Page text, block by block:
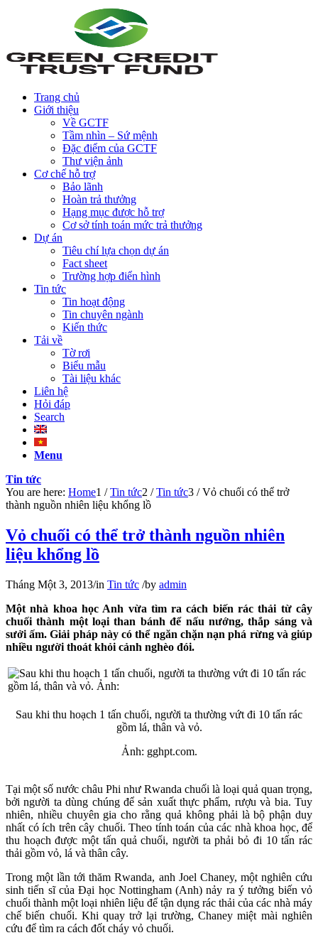
Trang chủ
Giới thiệu
Về GCTF
Tầm nhìn – Sứ mệnh
Đặc điểm của GCTF
Thư viện ảnh
Cơ chế hỗ trợ
Bảo lãnh
Hoàn trả thưởng
Hạng mục được hỗ trợ
Cơ sở tính toán mức trả thưởng
Dự án
Tiêu chí lựa chọn dự án
Fact sheet
Trường hợp điển hình
Tin tức
Tin hoạt động
Tin chuyên ngành
Kiến thức
Tải về
Tờ rơi
Biểu mẫu
Tài liệu khác
Liên hệ
Hỏi đáp
Search
Menu
Tin tức
You are here: Home1 / Tin tức2 / Tin tức3 / Vỏ chuối có thể trở
thành nguồn nhiên liệu khổng lồ
Vỏ chuối có thể trở thành nguồn nhiên
liệu khổng lồ
Tháng Một 3, 2013/in Tin tức /by admin
Một nhà khoa học Anh vừa tìm ra cách biến rác thải từ cây
chuối thành một loại than bánh để nấu nướng, thắp sáng và
sưởi ấm. Giải pháp này có thể ngăn chặn nạn phá rừng và giúp
nhiều người thoát khỏi cảnh nghèo đói.
Sau khi thu hoạch 1 tấn chuối, người ta thường vứt đi 10 tấn rác
gồm lá, thân và vỏ.
Ảnh: gghpt.com.
Tại một số nước châu Phi như Rwanda chuối là loại quả quan trọng,
bởi người ta dùng chúng để sản xuất thực phẩm, rượu và bia. Tuy
nhiên, nhiều chuyên gia cho rằng quả không phải là bộ phận duy
nhất có ích trên cây chuối. Theo tính toán của các nhà khoa học, để
thu hoạch được một tấn quả chuối, người ta phải bỏ đi 10 tấn rác
thải gồm vỏ, lá và thân cây.
Trong một lần tới thăm Rwanda, anh Joel Chaney, một nghiên cứu
sinh tiến sĩ của Đại học Nottingham (Anh) nảy ra ý tưởng biến vỏ
chuối thành một loại nhiên liệu để tận dụng rác thải của các nhà máy
chế biến chuối. Khi quay trở lại trường, Chaney miệt mài nghiên
cứu để tìm ra cách đốt cháy vỏ chuối.